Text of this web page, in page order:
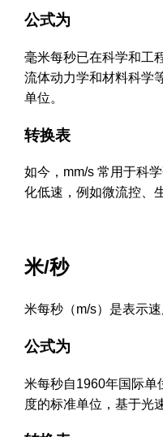
公式为
毫米每秒已在科学和工
流体动力学和材料科学
单位。
转换表
如今，mm/s 常用于科
化低速，例如微流控、
米/秒
米每秒（m/s）是表示
公式为
米每秒自1960年国际单
度的标准单位，基于光